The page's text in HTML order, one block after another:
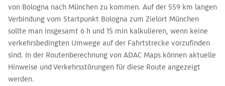
von Bologna nach München zu kommen. Auf der 559 km langen
Verbindung vom Startpunkt Bologna zum Zielort München
sollte man insgesamt 6 h und 15 min kalkulieren, wenn keine
verkehrsbedingten Umwege auf der Fahrtstrecke vorzufinden
sind. In der Routenberechnung von ADAC Maps können aktuelle
Hinweise und Verkehrsstörungen für diese Route angezeigt
werden.